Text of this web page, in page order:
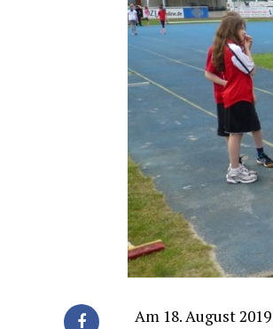
Am 18. August